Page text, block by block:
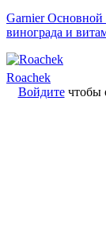
Garnier Основной
винограда и
Roachek
Войдитечтобы